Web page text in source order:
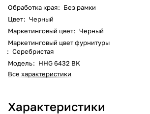
Обработка края: Без рамки
Цвет: Черный
Маркетинговый цвет: Черный
Маркетинговый цвет фурнитуры
: Серебристая
Модель: HHG 6432 BK
Все характеристики
Характеристики